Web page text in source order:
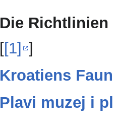
Die
[[1] ]
Kroatiens
Plavi muzej i